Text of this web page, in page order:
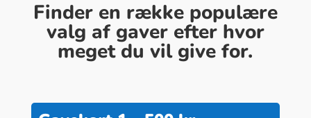
Finder en række populære
valg af gaver efter hvor
meget du vil give for.